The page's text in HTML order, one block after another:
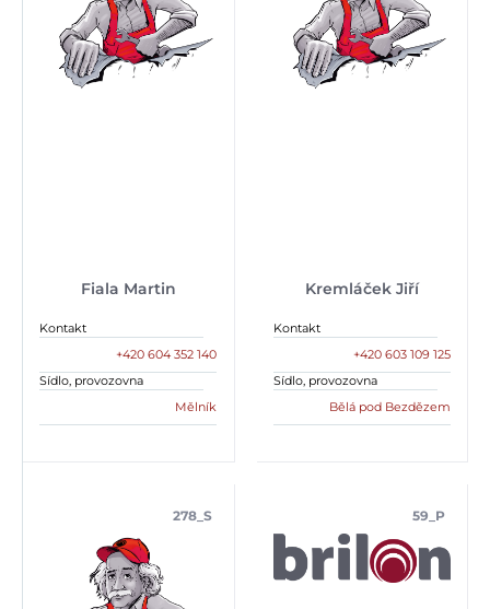
Fiala Martin
Kontakt
+420 604 352 140
Sídlo, provozovna
Mělník
Kremláček Jiří
Kontakt
+420 603 109 125
Sídlo, provozovna
Bělá pod Bezdězem
278_S 59_P